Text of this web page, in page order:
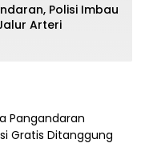
Polisi Imbau
Arteri
Pangandaran
Gratis Ditanggung